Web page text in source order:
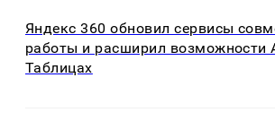
Яндекс 360 обновил сервисы
работы и расширил возможности
Таблицах